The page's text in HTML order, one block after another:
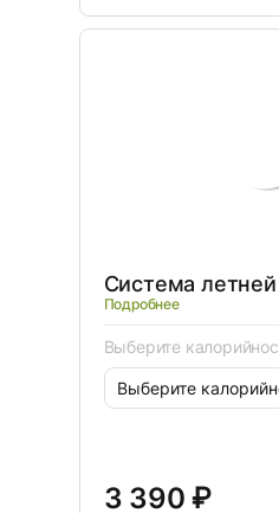
Система
Подробнее
Выберите
3 390 ₽